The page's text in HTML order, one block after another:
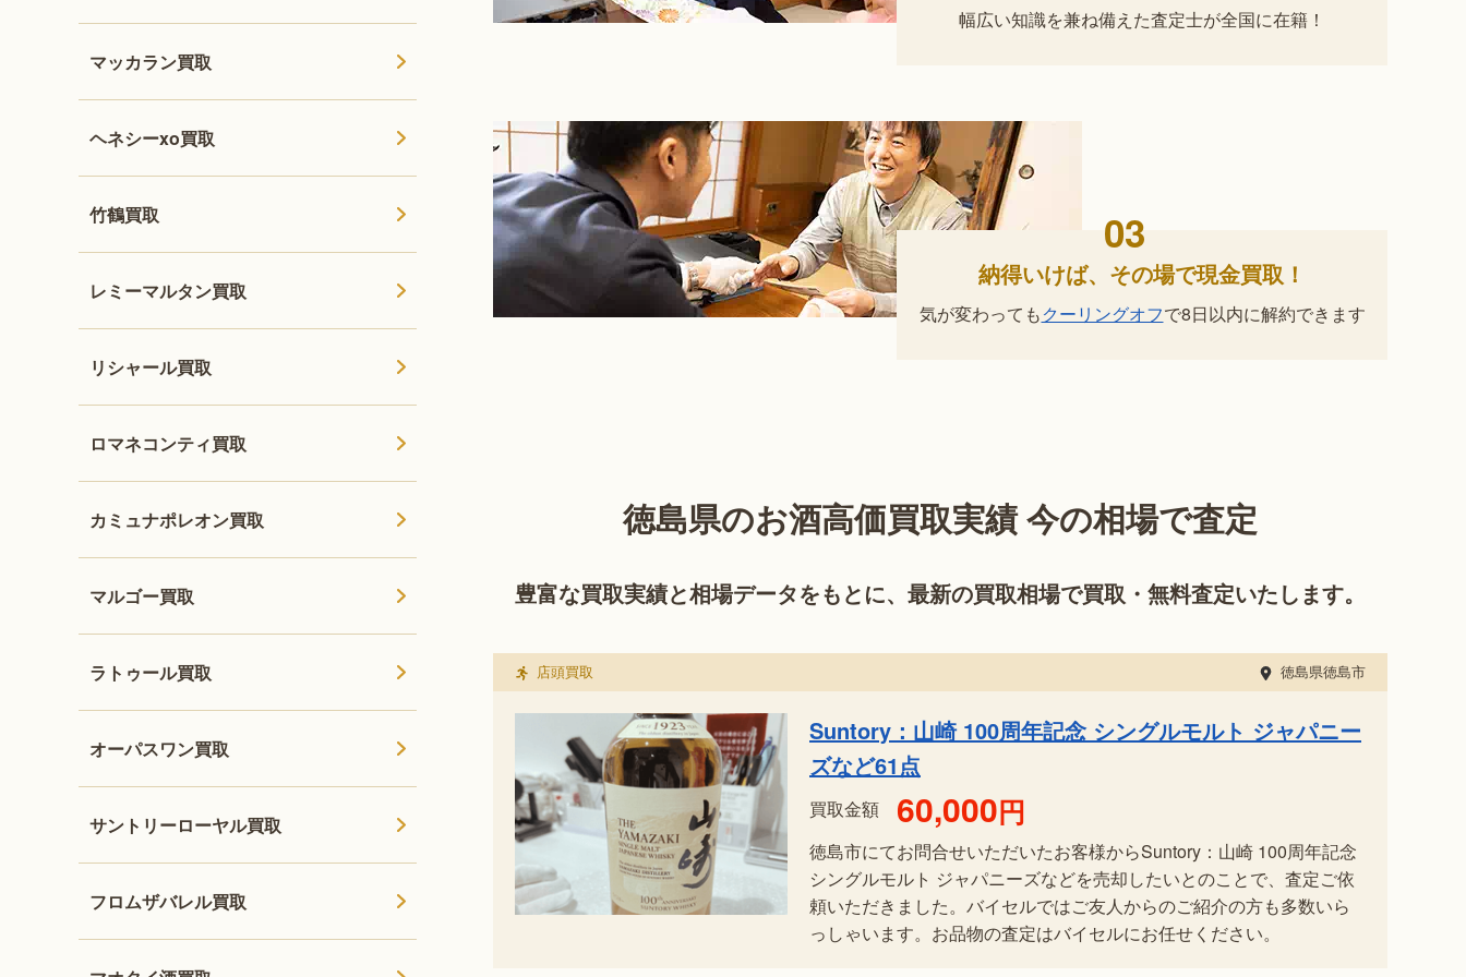
幅広い知識を兼ね備えた査定士が全国に在籍！
03
納得いけば、 その場で現金買取！
気が変わってもクーリングオフで8日以内に解約できます
徳島県のお酒高価買取実績 今の相場で査定
豊富な買取実績と相場データをもとに、最新の買取相場で買取・無料査定いたします。
店頭買取 徳島県徳島市
Suntory：山崎 100周年記念 シングルモルト ジャパニー
ズなど61点
買取金額 60,000円
徳島市にてお問合せいただいたお客様からSuntory：山崎 100周年記念
シングルモルト ジャパニーズなどを売却したいとのことで、査定ご依
頼いただきました。バイセルではご友人からのご紹介の方も多数いら
っしゃいます。お品物の査定はバイセルにお任せください。
マッカラン買取
ヘネシーxo買取
竹鶴買取
レミーマルタン買取
リシャール買取
ロマネコンティ買取
カミュナポレオン買取
マルゴー買取
ラトゥール買取
オーパスワン買取
サントリーローヤル買取
フロムザバレル買取